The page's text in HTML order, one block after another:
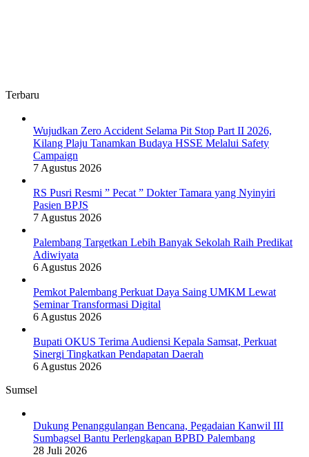
Terbaru
Wujudkan Zero Accident Selama Pit Stop Part II 2026,
Kilang Plaju Tanamkan Budaya HSSE Melalui Safety
Campaign
7 Agustus 2026
RS Pusri Resmi ” Pecat ” Dokter Tamara yang Nyinyiri
Pasien BPJS
7 Agustus 2026
Palembang Targetkan Lebih Banyak Sekolah Raih Predikat
Adiwiyata
6 Agustus 2026
Pemkot Palembang Perkuat Daya Saing UMKM Lewat
Seminar Transformasi Digital
6 Agustus 2026
Bupati OKUS Terima Audiensi Kepala Samsat, Perkuat
Sinergi Tingkatkan Pendapatan Daerah
6 Agustus 2026
Sumsel
Dukung Penanggulangan Bencana, Pegadaian Kanwil III
Sumbagsel Bantu Perlengkapan BPBD Palembang
28 Juli 2026